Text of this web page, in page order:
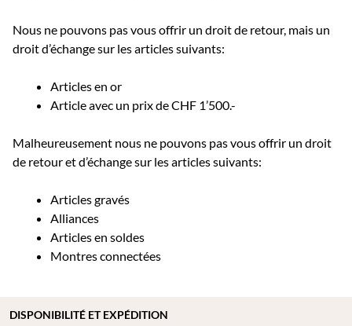
Nous ne pouvons pas vous offrir un droit de retour, mais un
droit d’échange sur les articles suivants:
Articles en or
Article avec un prix de CHF 1’500.-
Malheureusement nous ne pouvons pas vous offrir un droit
de retour et d’échange sur les articles suivants:
Articles gravés
Alliances
Articles en soldes
Montres connectées
DISPONIBILITÉ ET EXPÉDITION